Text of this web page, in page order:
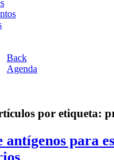
Back
Agenda
por etiqueta:
antígenos para